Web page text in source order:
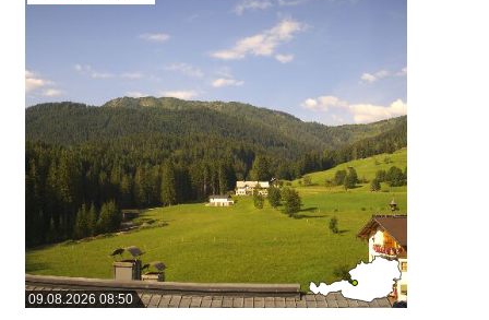
09.08.2026 08:50